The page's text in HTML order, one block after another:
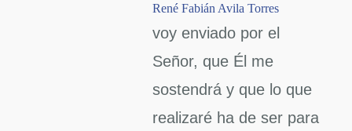
René Fabián Avila Torres
voy enviado por el
Señor, que Él me
sostendrá y que lo que
realizaré ha de ser para